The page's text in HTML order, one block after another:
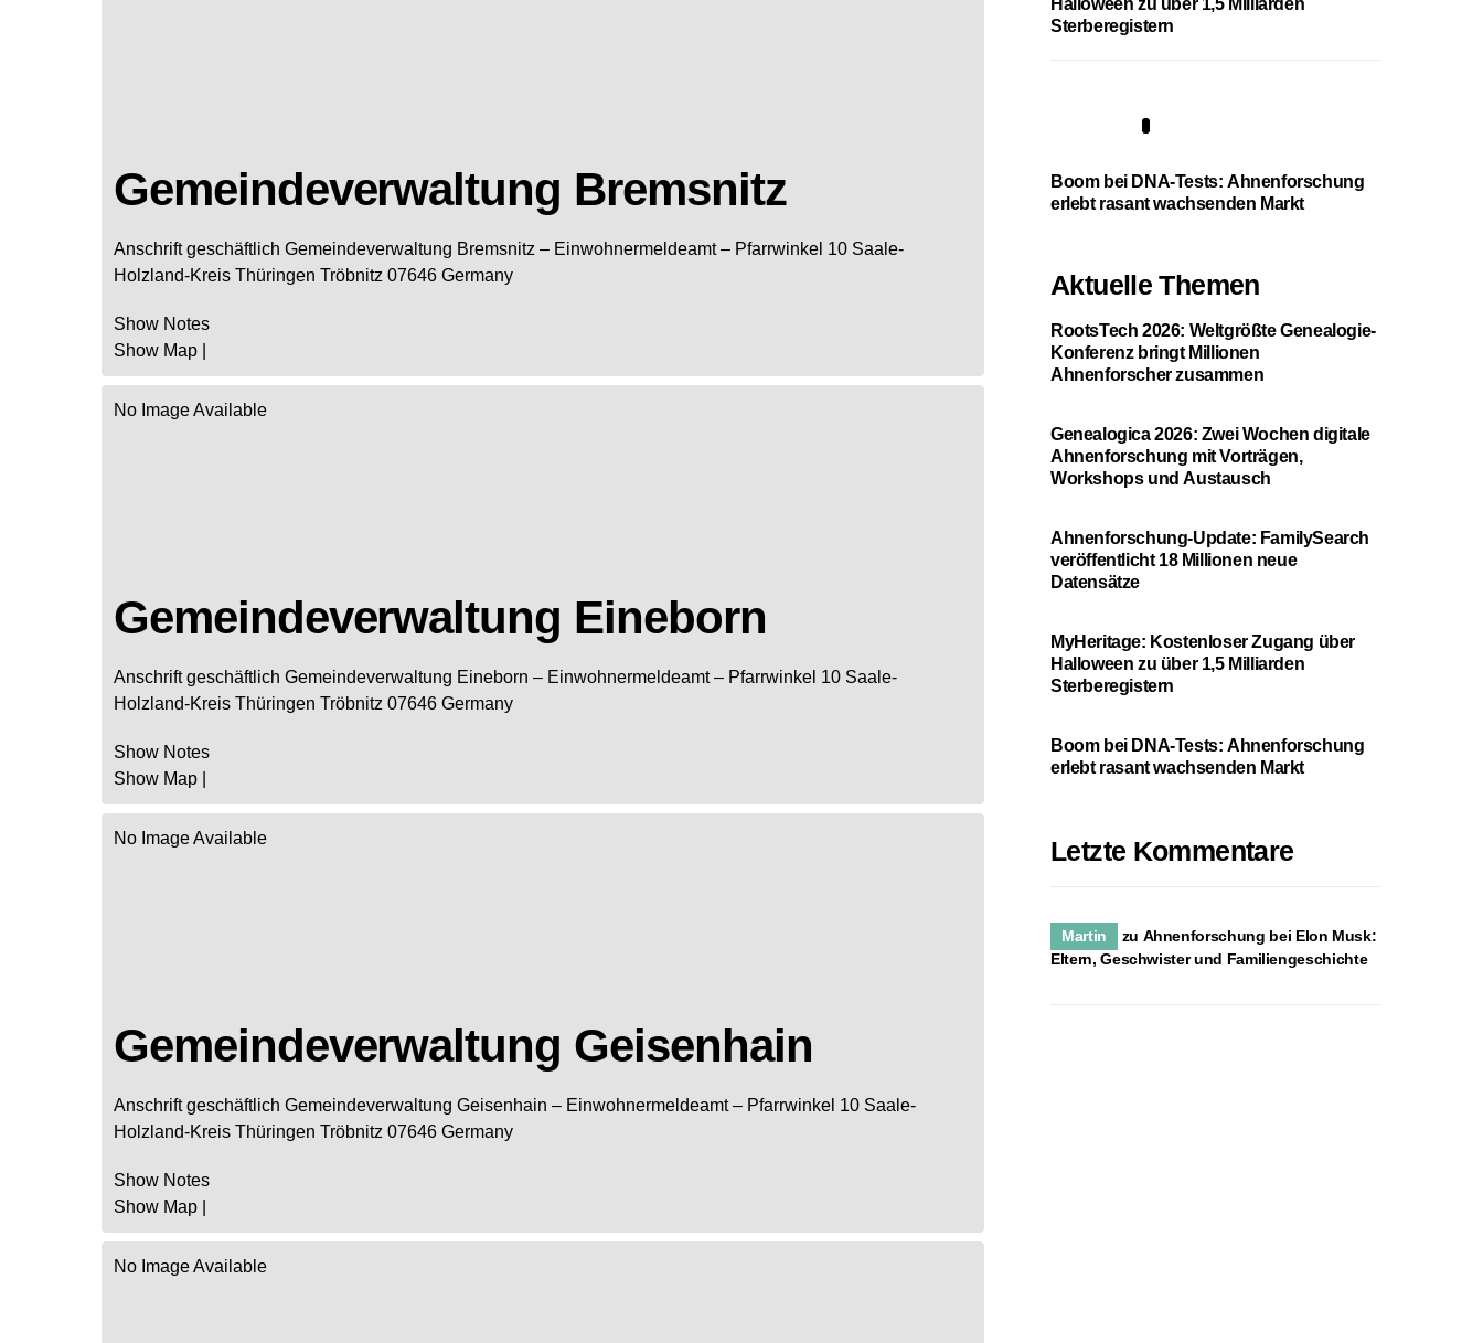
Gemeindeverwaltung Bremsnitz
Anschrift geschäftlich Gemeindeverwaltung Bremsnitz – Einwohnermeldeamt – Pfarrwinkel 10 Saale-
Holzland-Kreis Thüringen Tröbnitz 07646 Germany
Show Notes
Show Map
No Image Available
Gemeindeverwaltung Eineborn
Anschrift geschäftlich Gemeindeverwaltung Eineborn – Einwohnermeldeamt – Pfarrwinkel 10 Saale-
Holzland-Kreis Thüringen Tröbnitz 07646 Germany
Show Notes
Show Map
No Image Available
Gemeindeverwaltung Geisenhain
Anschrift geschäftlich Gemeindeverwaltung Geisenhain – Einwohnermeldeamt – Pfarrwinkel 10 Saale-
Holzland-Kreis Thüringen Tröbnitz 07646 Germany
Show Notes
Show Map
No Image Available
Halloween zu über 1,5 Milliarden
Sterberegistern
Boom bei DNA-Tests: Ahnenforschung
erlebt rasant wachsenden Markt
Aktuelle Themen
RootsTech 2026: Weltgrößte Genealogie-
Konferenz bringt Millionen
Ahnenforscher zusammen
Genealogica 2026: Zwei Wochen digitale
Ahnenforschung mit Vorträgen,
Workshops und Austausch
Ahnenforschung-Update: FamilySearch
veröffentlicht 18 Millionen neue
Datensätze
MyHeritage: Kostenloser Zugang über
Halloween zu über 1,5 Milliarden
Sterberegistern
Boom bei DNA-Tests: Ahnenforschung
erlebt rasant wachsenden Markt
Letzte Kommentare
Martin zu Ahnenforschung bei Elon Musk:
Eltern, Geschwister und Familiengeschichte